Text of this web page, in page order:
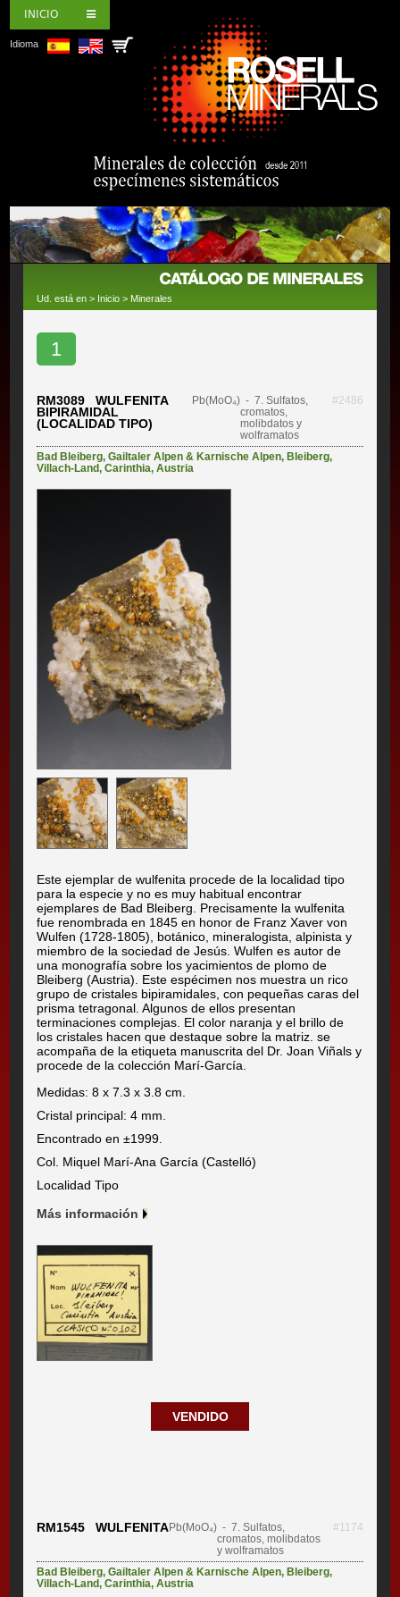
INICIO
Idioma
Ud. está en > Inicio > Minerales
1
RM3089 WULFENITA
BIPIRAMIDAL
(LOCALIDAD TIPO)
Pb(MoO₄) - 7. Sulfatos,
cromatos,
molibdatos y
wolframatos
#2486
Bad Bleiberg,Gailtaler Alpen & Karnische Alpen, Bleiberg,
Villach-Land,Carinthia,Austria
Este ejemplar de wulfenita procede de la localidad tipo
para la especie y no es muy habitual encontrar
ejemplares de Bad Bleiberg. Precisamente la wulfenita
fue renombrada en 1845 en honor de Franz Xaver von
Wulfen (1728-1805), botánico, mineralogista, alpinista y
miembro de la sociedad de Jesús. Wulfen es autor de
una monografía sobre los yacimientos de plomo de
Bleiberg (Austria). Este espécimen nos muestra un rico
grupo de cristales bipiramidales, con pequeñas caras del
prisma tetragonal. Algunos de ellos presentan
terminaciones complejas. El color naranja y el brillo de
los cristales hacen que destaque sobre la matriz. se
acompaña de la etiqueta manuscrita del Dr. Joan Viñals y
procede de la colección Marí-García.
Medidas: 8 x 7.3 x 3.8 cm.
Cristal principal: 4 mm.
Encontrado en ±1999.
Col. Miquel Marí-Ana García (Castelló)
Localidad Tipo
Más información
VENDIDO
RM1545 WULFENITAPb(MoO₄) - 7. Sulfatos,
cromatos, molibdatos
y wolframatos
#1174
Bad Bleiberg,Gailtaler Alpen & Karnische Alpen, Bleiberg,
Villach-Land,Carinthia,Austria